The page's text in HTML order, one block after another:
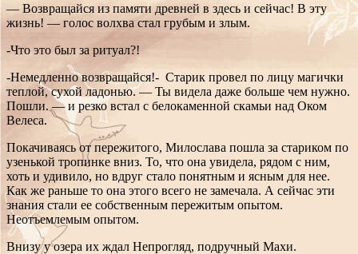
— Возвращайся из памяти древней в здесь и сейчас! В эту
жизнь! — голос волхва стал грубым и злым.
-Что это был за ритуал?!
-Немедленно возвращайся!- Старик провел по лицу магички
теплой, сухой ладонью. — Ты видела даже больше чем нужно.
Пошли. — и резко встал с белокаменной скамьи над Оком
Велеса.
Покачиваясь от пережитого, Милослава пошла за стариком по
узенькой тропинке вниз. То, что она увидела, рядом с ним,
хоть и удивило, но вдруг стало понятным и ясным для нее.
Как же раньше то она этого всего не замечала. А сейчас эти
знания стали ее собственным пережитым опытом.
Неотъемлемым опытом.
Внизу у озера их ждал Непрогляд, подручный Махи.